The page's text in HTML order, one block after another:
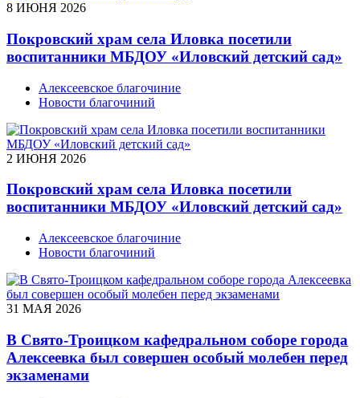
8 ИЮНЯ 2026
Покровский храм села Иловка посетили
воспитанники МБДОУ «Иловский детский сад»
Алексеевское благочиние
Новости благочиний
2 ИЮНЯ 2026
Покровский храм села Иловка посетили
воспитанники МБДОУ «Иловский детский сад»
Алексеевское благочиние
Новости благочиний
31 МАЯ 2026
В Свято-Троицком кафедральном соборе города
Алексеевка был совершен особый молебен перед
экзаменами